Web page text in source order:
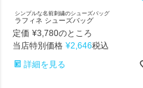
シンプルな名前刺繍のシューズバッグ
ラフィネ シューズバッグ
定価 ¥3,780のところ
当店特別価格 ¥2,646税込
詳細を見る